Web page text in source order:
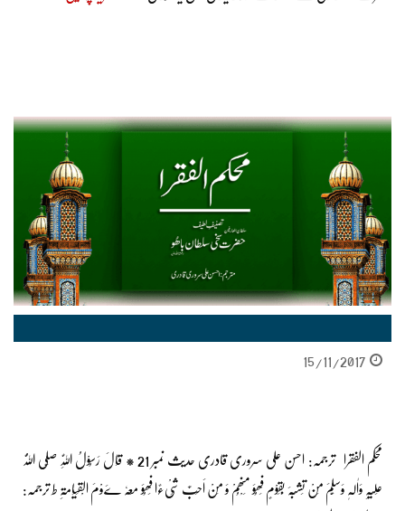
15/11/2017
محکم الفقرا ترجمہ: احسن علی سروری قادری حدیث نمبر 21 * قَالَ رَسُوْلُ اللّٰہِ صَلَّی اللّٰہُ
عَلَیْہِ وَاٰلِہٖ وَسَلَّمَ مَنْ تَشَبَّہَ بِقَوْمٍ فَھُوَ مِنْھُمْ وَ مَنْ اَحَبَّ شَیْءًا فَھُوَ مَعَہٗ ےَوْمَ الْقِیَامَۃِ ط ترجمہ: